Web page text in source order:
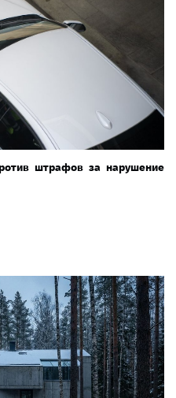
штрафов за нарушение